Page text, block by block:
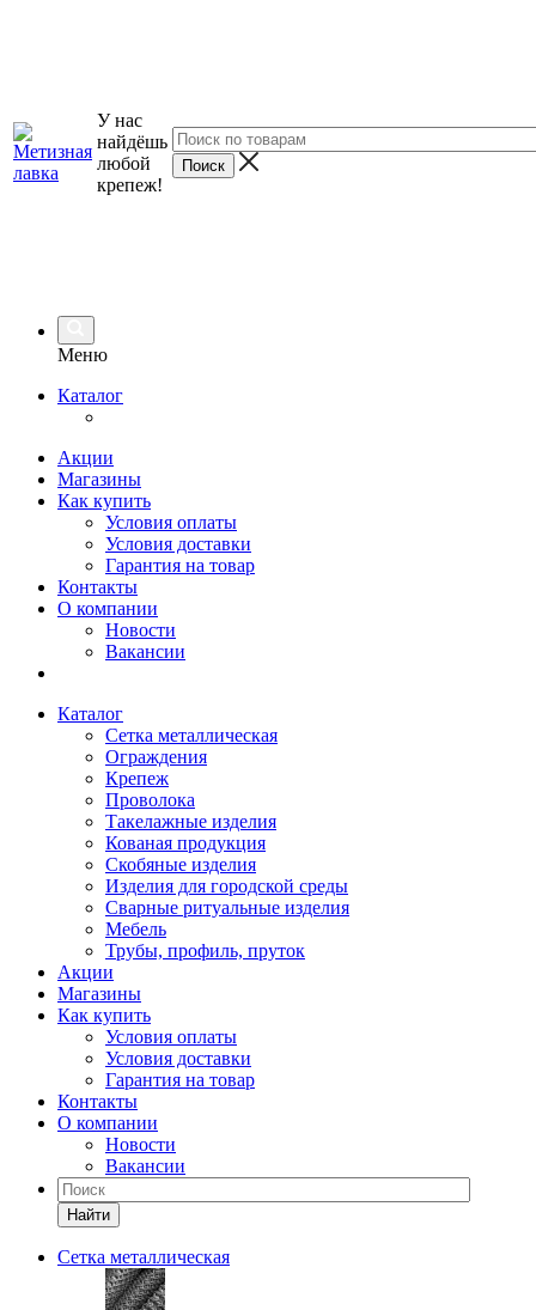
У нас
найдёшь
любой
крепеж!
Меню
Каталог
Акции
Магазины
Как купить
Условия оплаты
Условия доставки
Гарантия на товар
Контакты
О компании
Новости
Вакансии
Каталог
Сетка металлическая
Ограждения
Крепеж
Проволока
Такелажные изделия
Кованая продукция
Скобяные изделия
Изделия для городской среды
Сварные ритуальные изделия
Мебель
Трубы, профиль, пруток
Акции
Магазины
Как купить
Условия оплаты
Условия доставки
Гарантия на товар
Контакты
О компании
Новости
Вакансии
Найти
Сетка металлическая